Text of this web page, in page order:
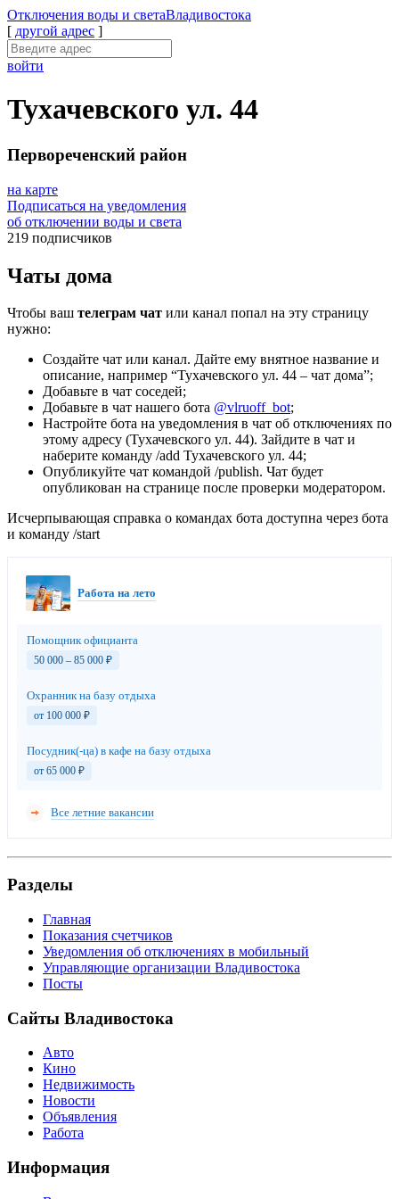
Отключения воды и светаВладивостока
[ другой адрес ]
войти
Тухачевского ул. 44
Первореченский район
на карте
Подписаться на уведомления
об отключении воды и света
219 подписчиков
Чаты дома
Чтобы ваш телеграм чат или канал попал на эту страницу
нужно:
Создайте чат или канал. Дайте ему внятное название и
описание, например “Тухачевского ул. 44 – чат дома”;
Добавьте в чат соседей;
Добавьте в чат нашего бота @vlruoff_bot;
Настройте бота на уведомления в чат об отключениях по
этому адресу (Тухачевского ул. 44). Зайдите в чат и
наберите команду /add Тухачевского ул. 44;
Опубликуйте чат командой /publish. Чат будет
опубликован на странице после проверки модератором.
Исчерпывающая справка о командах бота доступна через бота
и команду /start
Работа на лето
Помощник официанта
50 000 – 85 000 ₽
Охранник на базу отдыха
от 100 000 ₽
Посудник(-ца) в кафе на базу отдыха
от 65 000 ₽
Все летние вакансии
Разделы
Главная
Показания счетчиков
Уведомления об отключениях в мобильный
Управляющие организации Владивостока
Посты
Сайты Владивостока
Авто
Кино
Недвижимость
Новости
Объявления
Работа
Информация